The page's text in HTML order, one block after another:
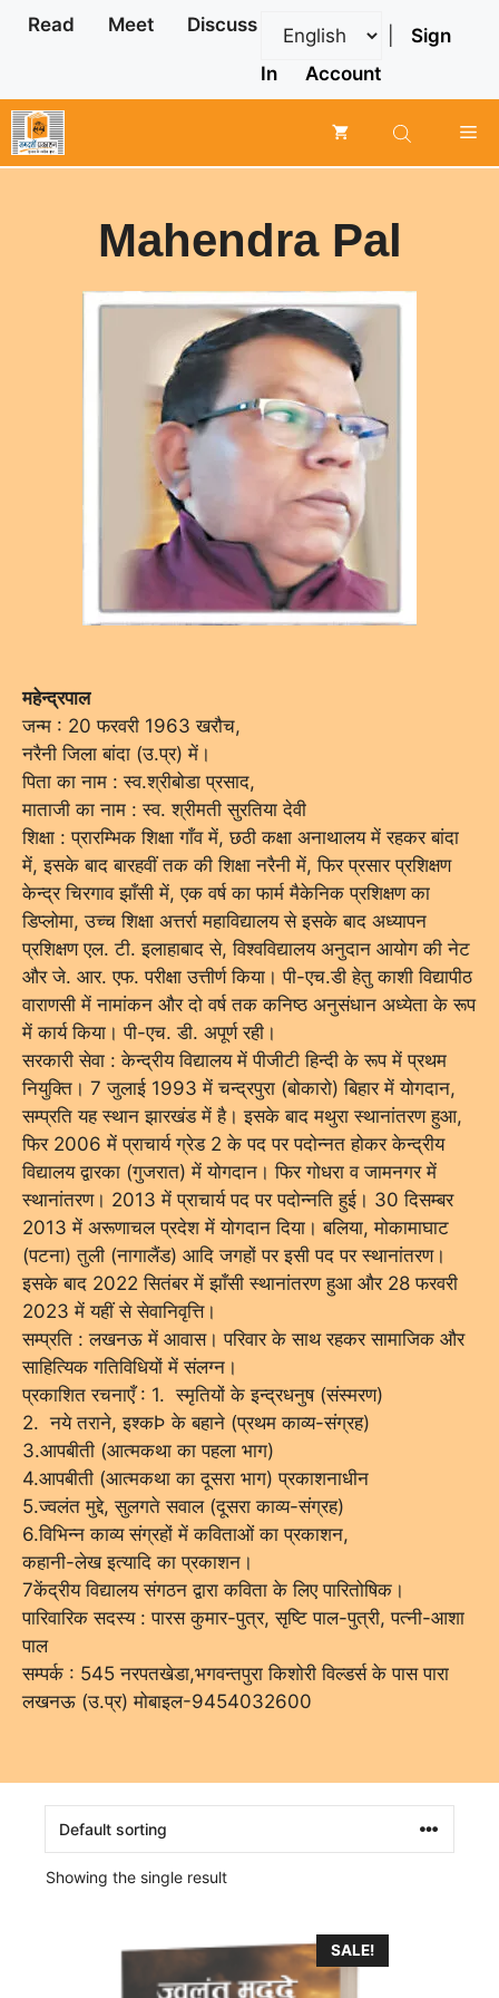
Skip
Read Meet Discuss
Sign
In
Account
Mahendra Pal
महेन्द्रपाल
जन्म : 20 फरवरी 1963 खरौच,
नरैनी जिला बांदा (उ.प्र) में।
पिता का नाम : स्व.श्रीबोडा प्रसाद,
माताजी का नाम : स्व. श्रीमती सुरतिया देवी
शिक्षा : प्रारम्भिक शिक्षा गाँव में, छठी कक्षा अनाथालय में रहकर बांदा
में, इसके बाद बारहवीं तक की शिक्षा नरैनी में, फिर प्रसार प्रशिक्षण
केन्द्र चिरगाव झाँसी में, एक वर्ष का फार्म मैकेनिक प्रशिक्षण का
डिप्लोमा, उच्च शिक्षा अत्तर्रा महाविद्यालय से इसके बाद अध्यापन
प्रशिक्षण एल. टी. इलाहाबाद से, विश्वविद्यालय अनुदान आयोग की नेट
और जे. आर. एफ. परीक्षा उत्तीर्ण किया। पी-एच.डी हेतु काशी विद्यापीठ
वाराणसी में नामांकन और दो वर्ष तक कनिष्ठ अनुसंधान अध्येता के रूप
में कार्य किया। पी-एच. डी. अपूर्ण रही।
सरकारी सेवा : केन्द्रीय विद्यालय में पीजीटी हिन्दी के रूप में प्रथम
नियुक्ति। 7 जुलाई 1993 में चन्द्रपुरा (बोकारो) बिहार में योगदान,
सम्प्रति यह स्थान झारखंड में है। इसके बाद मथुरा स्थानांतरण हुआ,
फिर 2006 में प्राचार्य ग्रेड 2 के पद पर पदोन्नत होकर केन्द्रीय
विद्यालय द्वारका (गुजरात) में योगदान। फिर गोधरा व जामनगर में
स्थानांतरण। 2013 में प्राचार्य पद पर पदोन्नति हुई। 30 दिसम्बर
2013 में अरूणाचल प्रदेश में योगदान दिया। बलिया, मोकामाघाट
(पटना) तुली (नागालैंड) आदि जगहों पर इसी पद पर स्थानांतरण।
इसके बाद 2022 सितंबर में झाँसी स्थानांतरण हुआ और 28 फरवरी
2023 में यहीं से सेवानिवृत्ति।
सम्प्रति : लखनऊ में आवास। परिवार के साथ रहकर सामाजिक और
साहित्यिक गतिविधियों में संलग्न।
प्रकाशित रचनाएँ : 1. स्मृतियों के इन्द्रधनुष (संस्मरण)
2. नये तराने, इश्कÞ के बहाने (प्रथम काव्य-संग्रह)
3.आपबीती (आत्मकथा का पहला भाग)
4.आपबीती (आत्मकथा का दूसरा भाग) प्रकाशनाधीन
5.ज्वलंत मुद्दे, सुलगते सवाल (दूसरा काव्य-संग्रह)
6.विभिन्न काव्य संग्रहों में कविताओं का प्रकाशन,
कहानी-लेख इत्यादि का प्रकाशन।
7केंद्रीय विद्यालय संगठन द्वारा कविता के लिए पारितोषिक।
पारिवारिक सदस्य : पारस कुमार-पुत्र, सृष्टि पाल-पुत्री, पत्नी-आशा
पाल
सम्पर्क : 545 नरपतखेडा,भगवन्तपुरा किशोरी विल्डर्स के पास पारा
लखनऊ (उ.प्र) मोबाइल-9454032600
Showing the single result
SALE!